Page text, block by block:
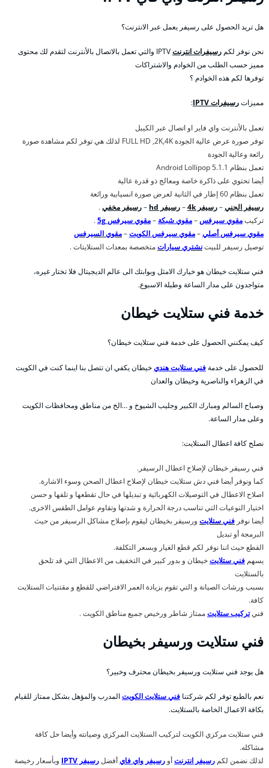
هل تريد الحصول على رسيفر يعمل عبر الانترنت؟
نحن نوفر لكم رسيفرات انترنت
IPTV والتي تعمل بالاتصال بالأنترنت لتقدم لك محتوى
مميز حسب الطلب من الخوادم والاشتراكات
توفرها لكم هذه الخوادم ؟
مميزاترسيفرات IPTV :
تعمل بالأنترنت واي فاير او اتصال عبر الكيبل
توفر صورة عرض عالية الجودة FULL HD ,2K,4K لذلك هي توفر لكم مشاهدة صورة
رائعة وعالية الجودة
تعمل بنظام Android Lollipop 5.1.1
أيضا تحتوي على ذاكرة خاصة ومعالج ذو قدرة عالية
تعمل بنظام 60 إطار في الثانية لعرض صورة انسيابية ورائعة
رسيفر الجني–رسيفر 4k –رسيفر hd –رسيفر مخفي.
تركيبمقوي سيرفس–مقوي شبكة –مقوي سيرفس 5g
.
مقوي سيرفس أصلي–مقوي سيرفس الكويت–مقوي السيرفس
توصيل رسيفر للبيتنشتري سياراتمتخصصة بمعدات الستلايتات .
فني ستلايت خيطان هو خيارك الامثل وبوابتك الى عالم الديجيتال فلا تختار غيره،
متواجدون على مدار الساعة وطيلة الاسبوع.
خدمة فني ستلايت خيطان
كيف يمكنني الحصول على خدمة فني ستلايت خيطان؟
للحصول على خدمةفني ستلايت هنديخيطان يكفي ان تتصل بنا اينما كنت في الكويت
في الزهراء والناصرية وخيطان والعدان
وصباح السالم ومبارك الكبير وجليب الشيوخ و …الخ من مناطق ومحافظات الكويت
وعلى مدار الساعة.
نصلح كافة اعطال الستلايت:
فني رسيفر خيطان لإصلاح اعطال الرسيفر.
كما ونوفر أيضا فني دش ستلايت خيطان لإصلاح اعطال الصحن وسوء الاشارة.
اصلاح الاعطال في التوصيلات الكهربائية و تبديلها في حال تقطعها و تلفها و حسن
اختيار النوعيات التي تناسب درجة الحرارة و شدتها وتقاوم عوامل الطقس الاخرى.
أيضا نوفر فني ستلايت ورسيفر بخيطان ليقوم بإصلاح مشاكل الرسيفر من حيث
البرمجة أو تبديل
القطع حيث اننا نوفر لكم قطع الغيار وبسعر التكلفة.
يسهم فني ستلايتخيطان و بدور كبير في التخفيف من الاعطال التي قد تلحق
بالستلايت
بسبب ورشات الصيانة و التي تقوم بزيادة العمر الافتراضي للقطع و مقتنيات الستلايت
كافة.
فنيتركيب ستلايتممتاز شاطر ورخيص جميع مناطق الكويت .
فني ستلايت ورسيفر بخيطان
هل يوجد فني ستلايت ورسيفر بخيطان محترف وخبير؟
نعم بالطبع توفر لكم شركتنا فني ستلايت الكويتالمدرب والمؤهل بشكل ممتاز للقيام
بكافة الاعمال الخاصة بالستلايت.
فني ستلايت مركزي الكويت لتركيب الستلايت المركزي وصيانته وأيضا حل كافة
مشاكله.
لذلك نضمن لكم رسيفر انترنتأو رسيفر واي فايأفضلرسيفر IPTV
وبأسعار رخيصة